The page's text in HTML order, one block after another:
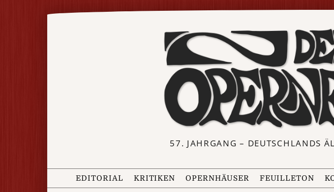
57. JAHRGANG – DEUTSCHLANDS
EDITORIAL KRITIKEN OPERNHÄUSER FEUILLETON